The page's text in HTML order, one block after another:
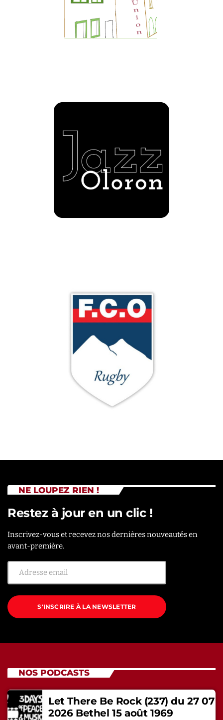
NE LOUPEZ RIEN !
Restez à jour en un clic !
Inscrivez-vous et recevez nos dernières nouveautés en
avant-première.
S'INSCRIRE À LA NEWSLETTER
NOS PODCASTS
Let There Be Rock (237) du 27 07
2026 Bethel 15 août 1969